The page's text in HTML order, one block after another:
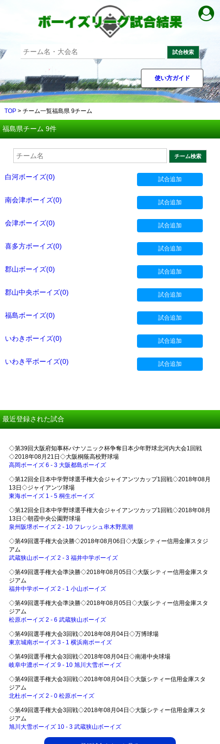
試合検索
使い方ガイド
TOP> チーム一覧福島県 9チーム
福島県チーム 9件
チーム検索
白河ボーイズ(0) 試合追加
南会津ボーイズ(0) 試合追加
会津ボーイズ(0) 試合追加
喜多方ボーイズ(0) 試合追加
郡山ボーイズ(0) 試合追加
郡山中央ボーイズ(0) 試合追加
福島ボーイズ(0) 試合追加
いわきボーイズ(0) 試合追加
いわき平ボーイズ(0) 試合追加
最近登録された試合
◇第39回大阪府知事杯パナソニック杯争奪日本少年野球北河内大会1回戦
◇2018年08月21日◇大阪桐蔭高校野球場
高岡ボーイズ 6 - 3 大阪都島ボーイズ
◇第12回全日本中学野球選手権大会ジャイアンツカップ1回戦◇2018年08月
13日◇ジャイアンツ球場
東海ボーイズ 1 - 5 桐生ボーイズ
◇第12回全日本中学野球選手権大会ジャイアンツカップ1回戦◇2018年08月
13日◇朝霞中央公園野球場
泉州阪堺ボーイズ 2 - 10 フレッシュ串木野黒潮
◇第49回選手権大会決勝◇2018年08月06日◇大阪シティー信用金庫スタジ
アム
武蔵狭山ボーイズ 2 - 3 福井中学ボーイズ
◇第49回選手権大会準決勝◇2018年08月05日◇大阪シティー信用金庫スタ
ジアム
福井中学ボーイズ 2 - 1 小山ボーイズ
◇第49回選手権大会準決勝◇2018年08月05日◇大阪シティー信用金庫スタ
ジアム
松原ボーイズ 2 - 6 武蔵狭山ボーイズ
◇第49回選手権大会3回戦◇2018年08月04日◇万博球場
東京城南ボーイズ 3 - 1 横浜南ボーイズ
◇第49回選手権大会3回戦◇2018年08月04日◇南港中央球場
岐阜中濃ボーイズ 9 - 10 旭川大雪ボーイズ
◇第49回選手権大会3回戦◇2018年08月04日◇大阪シティー信用金庫スタ
ジアム
北杜ボーイズ 2 - 0 松原ボーイズ
◇第49回選手権大会3回戦◇2018年08月04日◇大阪シティー信用金庫スタ
ジアム
旭川大雪ボーイズ 10 - 3 武蔵狭山ボーイズ